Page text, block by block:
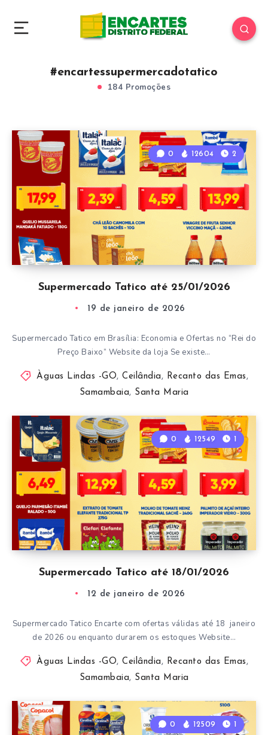
#encartessupermercadotatico
184 Promoções
Supermercado Tatico até 25/01/2026
0 12604 2
19 de janeiro de 2026
Supermercado Tatico em Brasília: Economia e Ofertas no “Rei do
Preço Baixo” Website da loja Se existe…
Àguas Lindas -GO,Ceilândia , Recanto das Emas ,
Samambaia, Santa Maria
Supermercado Tatico até 18/01/2026
0 12549 1
12 de janeiro de 2026
Supermercado Tatico Encarte com ofertas válidas até 18 janeiro
de 2026 ou enquanto durarem os estoques Website…
Àguas Lindas -GO,Ceilândia , Recanto das Emas ,
Samambaia, Santa Maria
0 12509 1